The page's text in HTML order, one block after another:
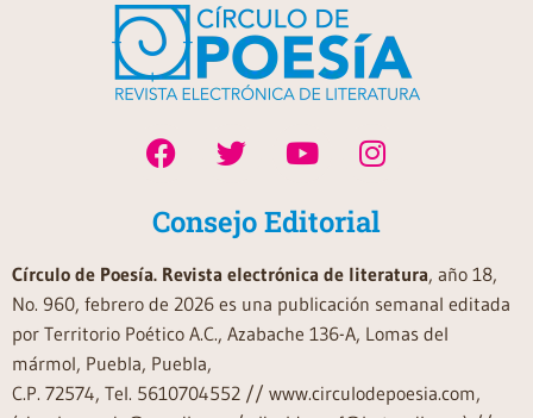
Consejo Editorial
Círculo de Poesía. Revista electrónica de literatura, año 18,
No. 960, febrero de 2026 es una publicación semanal editada
por Territorio Poético A.C., Azabache 136-A, Lomas del
mármol, Puebla, Puebla,
C.P. 72574, Tel. 5610704552 // www.circulodepoesia.com,